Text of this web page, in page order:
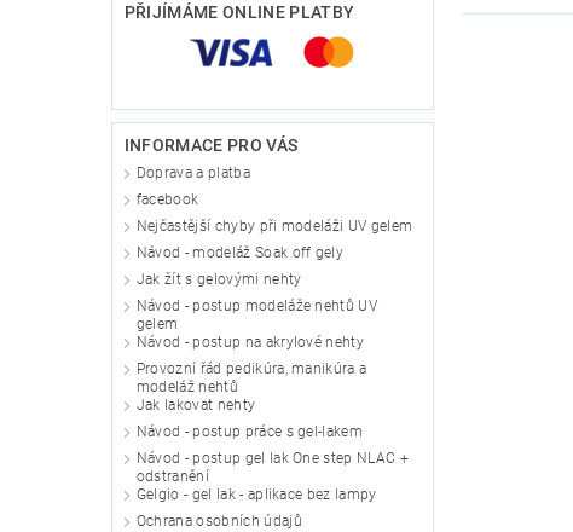
PŘIJÍMÁME ONLINE PLATBY
INFORMACE PRO VÁS
Doprava a platba
facebook
Nejčastější chyby při modeláži UV gelem
Návod - modeláž Soak off gely
Jak žít s gelovými nehty
Návod - postup modeláže nehtů UV
gelem
Návod - postup na akrylové nehty
Provozní řád pedikúra, manikúra a
modeláž nehtů
Jak lakovat nehty
Návod - postup práce s gel-lakem
Návod - postup gel lak One step NLAC +
odstranění
Gelgio - gel lak - aplikace bez lampy
Ochrana osobních údajů